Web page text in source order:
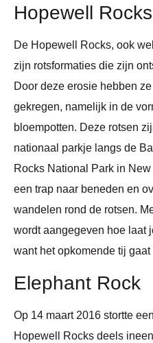
Hopewell Rocks
De Hopewell Rocks, ook
zijn rotsformaties die zijn
Door deze erosie hebben
gekregen, namelijk in de
bloempotten. Deze rotsen
nationaal parkje langs de
Rocks National Park in
een trap naar beneden en
wandelen rond de rotsen.
wordt aangegeven hoe laat
want het opkomende tij
Elephant Rock
Op 14 maart 2016 stortte
Hopewell Rocks deels